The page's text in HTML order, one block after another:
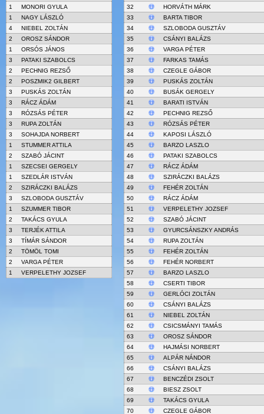
1
MONORI GYULA
1
NAGY LÁSZLÓ
4
NIEBEL ZOLTÁN
2
OROSZ SÁNDOR
1
ORSÓS JÁNOS
3
PATAKI SZABOLCS
2
PECHNIG REZSŐ
2
POSZMIK2 GILBERT
3
PUSKÁS ZOLTÁN
3
RÁCZ ÁDÁM
3
RÓZSÁS PÉTER
3
RUPA ZOLTÁN
3
SOHAJDA NORBERT
1
STUMMER ATTILA
2
SZABÓ JÁCINT
1
SZECSEI GERGELY
1
SZEDLÁR ISTVÁN
2
SZIRÁCZKI BALÁZS
3
SZLOBODA GUSZTÁV
1
SZUMMER TIBOR
2
TAKÁCS GYULA
3
TERJÉK ATTILA
3
TÍMÁR SÁNDOR
2
TÖMÖL TOMI
2
VARGA PÉTER
1
VERPELETHY JOZSEF
32
HORVÁTH MÁRK
33
BARTA TIBOR
34
SZLOBODA GUSZTÁV
35
CSÁNYI BALÁZS
36
VARGA PÉTER
37
FARKAS TAMÁS
38
CZEGLE GÁBOR
39
PUSKÁS ZOLTÁN
40
BUSÁK GERGELY
41
BARATI ISTVÁN
42
PECHNIG REZSŐ
43
RÓZSÁS PÉTER
44
KAPOSI LÁSZLÓ
45
BARZO LASZLO
46
PATAKI SZABOLCS
47
RÁCZ ÁDÁM
48
SZIRÁCZKI BALÁZS
49
FEHÉR ZOLTÁN
50
RÁCZ ÁDÁM
51
VERPELETHY JOZSEF
52
SZABÓ JÁCINT
53
GYURCSÁNSZKY ANDRÁS
54
RUPA ZOLTÁN
55
FEHÉR ZOLTÁN
56
FEHÉR NORBERT
57
BARZO LASZLO
58
CSERTI TIBOR
59
GERLÓCI ZOLTÁN
60
CSÁNYI BALÁZS
61
NIEBEL ZOLTÁN
62
CSICSMÁNYI TAMÁS
63
OROSZ SÁNDOR
64
HAJMÁSI NORBERT
65
ALPÁR NÁNDOR
66
CSÁNYI BALÁZS
67
BENCZÉDI ZSOLT
68
BIESZ ZSOLT
69
TAKÁCS GYULA
70
CZEGLE GÁBOR